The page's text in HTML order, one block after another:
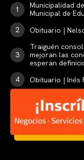
Municipalidad
Municipal de
Obituario |
Traiguén
mejoran las
esperan
Obituario | Inés